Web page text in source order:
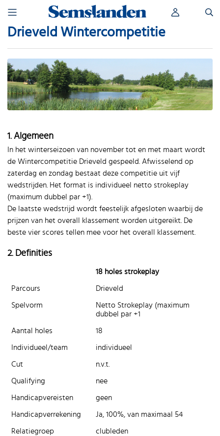
naar:
Drieveld Wintercompetitie
1. Algemeen
In het winterseizoen van november tot en met maart wordt
de Wintercompetitie Drieveld gespeeld. Afwisselend op
zaterdag en zondag bestaat deze competitie uit vijf
wedstrijden. Het format is individueel netto strokeplay
(maximum dubbel par +1).
De laatste wedstrijd wordt feestelijk afgesloten waarbij de
prijzen van het overall klassement worden uitgereikt. De
beste vier scores tellen mee voor het overall klassement.
2. Definities
18 holes strokeplay
Parcours Drieveld
Spelvorm
Netto Strokeplay (maximum
dubbel par +1
Aantal holes 18
Individueel/team individueel
Cut n.v.t.
Qualifying nee
Handicapvereisten geen
Handicapverrekening Ja, 100%, van maximaal 54
Relatiegroep clubleden